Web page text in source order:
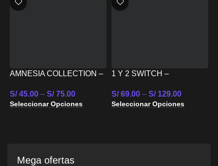
AMNESIA COLLECTION –
1 Y 2 SWITCH –
S/69.00 – S/129.00
Seleccionar Opciones
Mega ofertas